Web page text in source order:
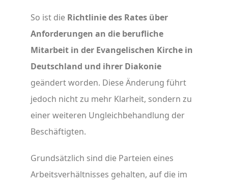
So ist die Richtlinie des Rates über
Anforderungen an die berufliche
Mitarbeit in der Evangelischen Kirche in
Deutschland und ihrer Diakonie
geändert worden. Diese Änderung führt
jedoch nicht zu mehr Klarheit, sondern zu
einer weiteren Ungleichbehandlung der
Beschäftigten.
Grundsätzlich sind die Parteien eines
Arbeitsverhältnisses gehalten, auf die im